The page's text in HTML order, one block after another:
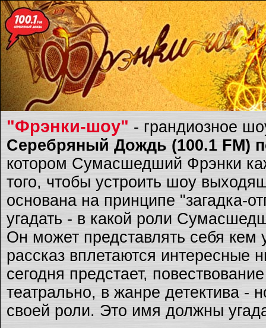
"Фрэнки-шоу" - грандиозное
Серебряный Дождь (100.1 FM)
котором Сумасшедший Фрэнки
того, чтобы устроить шоу
основана на принципе "загадка-
угадать - в какой роли
Он может представлять себя
рассказ вплетаются интересные
сегодня предстает,
театрально, в жанре детектива -
своей роли. Это имя должны